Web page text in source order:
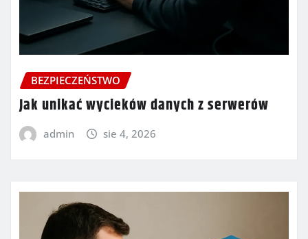
BEZPIECZEŃSTWO
Jak unikać wycieków danych z serwerów
admin sie 4, 2026